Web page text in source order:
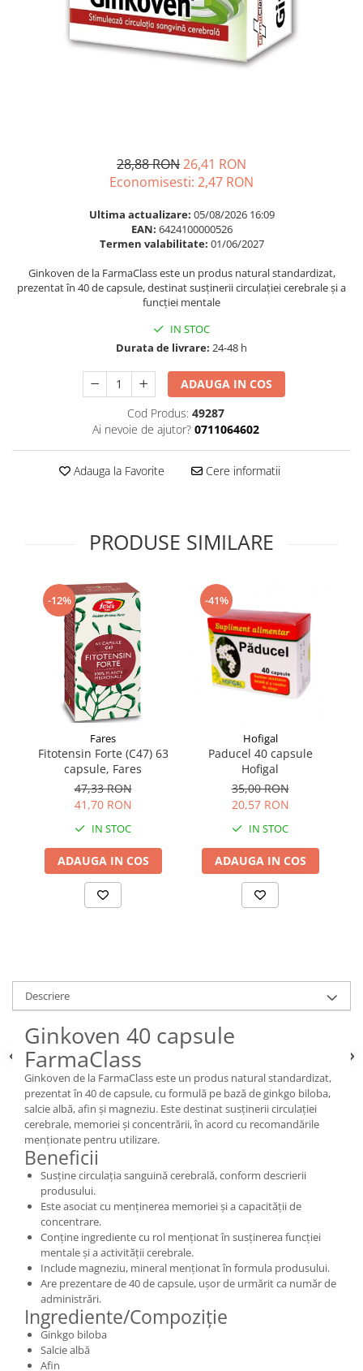
Par si unghii
Slabire si control greutate
Supliment Complexe
Supliment Fier
Supliment Vitamina C
Supliment Vitamina D3
Supliment Zinc
Tincturi si Gemoderivate
Tuse gat si respiratie
Ingrijire par
Balsam masca si tratament
Produse cu SPF Pentru Fata
28,88 RON26,41 RON
Economisesti: 2,47 RON
Ultima actualizare: 05/08/2026 16:09
EAN: 6424100000526
Termen valabilitate: 01/06/2027
Ginkoven de la FarmaClass este un produs natural standardizat,
prezentat în 40 de capsule, destinat susținerii circulației cerebrale și a
funcției mentale
IN STOC
Durata de livrare: 24-48 h
ADAUGA IN COS
Cod Produs: 49287
Ai nevoie de ajutor? 0711064602
Adauga la Favorite Cere informatii
PRODUSE SIMILARE
-12%
Fares
Fitotensin Forte (C47) 63
capsule, Fares
47,33 RON
41,70 RON
IN STOC
ADAUGA IN COS
-41%
Hofigal
Paducel 40 capsule
Hofigal
35,00 RON
20,57 RON
IN STOC
ADAUGA IN COS
Descriere
Ginkoven 40 capsule
FarmaClass
Ginkoven de la FarmaClass este un produs natural standardizat,
prezentat în 40 de capsule, cu formulă pe bază de ginkgo biloba,
salcie albă, afin și magneziu. Este destinat susținerii circulației
cerebrale, memoriei și concentrării, în acord cu recomandările
menționate pentru utilizare.
Beneficii
Susține circulația sanguină cerebrală, conform descrierii
produsului.
Este asociat cu menținerea memoriei și a capacității de
concentrare.
Conține ingrediente cu rol menționat în susținerea funcției
mentale și a activității cerebrale.
Include magneziu, mineral menționat în formula produsului.
Are prezentare de 40 de capsule, ușor de urmărit ca număr de
administrări.
Ingrediente/Compoziție
Ginkgo biloba
Salcie albă
Afin